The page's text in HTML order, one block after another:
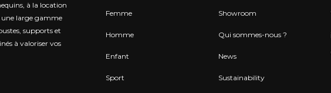
à la location
une large gamme
supports et
à valoriser vos
Femme
Homme
Enfant
Sport
Showroom
Qui sommes-nous ?
News
Sustainability